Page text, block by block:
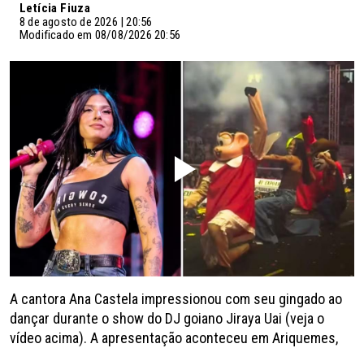
Letícia Fiuza
8 de agosto de 2026 | 20:56
Modificado em 08/08/2026 20:56
A cantora Ana Castela impressionou com seu gingado ao
dançar durante o show do DJ goiano Jiraya Uai (veja o
vídeo acima). A apresentação aconteceu em Ariquemes,